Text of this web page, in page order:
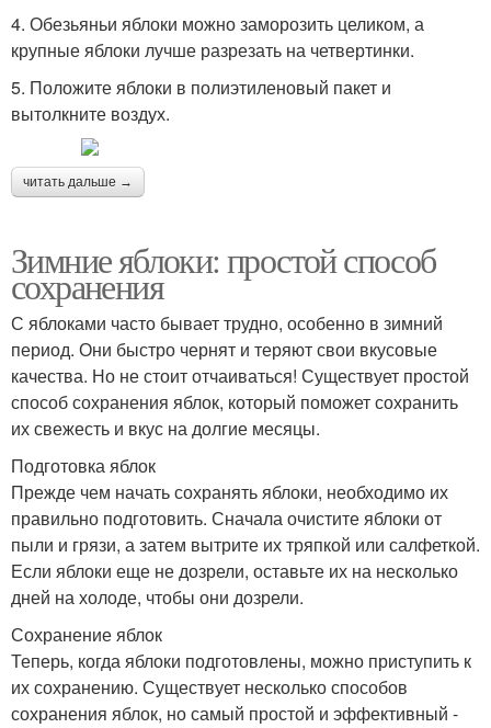
4. Обезьяньи яблоки можно заморозить целиком, а
крупные яблоки лучше разрезать на четвертинки.
5. Положите яблоки в полиэтиленовый пакет и
вытолкните воздух.
читать дальше →
Зимние яблоки: простой способ
сохранения
С яблоками часто бывает трудно, особенно в зимний
период. Они быстро чернят и теряют свои вкусовые
качества. Но не стоит отчаиваться! Существует простой
способ сохранения яблок, который поможет сохранить
их свежесть и вкус на долгие месяцы.
Подготовка яблок
Прежде чем начать сохранять яблоки, необходимо их
правильно подготовить. Сначала очистите яблоки от
пыли и грязи, а затем вытрите их тряпкой или салфеткой.
Если яблоки еще не дозрели, оставьте их на несколько
дней на холоде, чтобы они дозрели.
Сохранение яблок
Теперь, когда яблоки подготовлены, можно приступить к
их сохранению. Существует несколько способов
сохранения яблок, но самый простой и эффективный -